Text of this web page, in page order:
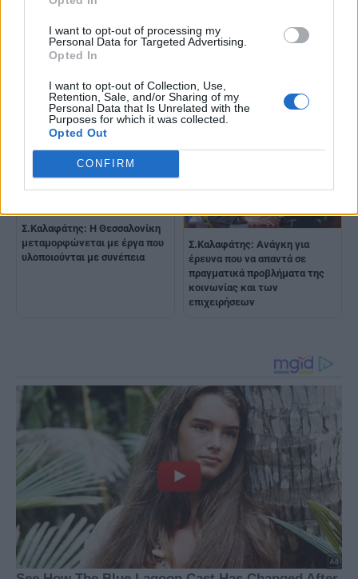
I want to opt-out of processing my
Personal Data for Targeted Advertising.
Opted In
I want to opt-out of Collection, Use,
Retention, Sale, and/or Sharing of my
Personal Data that Is Unrelated with the
Purposes for which it was collected.
Opted Out
CONFIRM
Στ.Καλαφάτης: Χτίζουμε το
Ελλάδας
κτήμα της κοινωνίας και της
επιχειρηματικότητας
Σ.Καλαφάτης: Η Θεσσαλονίκη
μεταμορφώνεται με έργα που
υλοποιούνται με συνέπεια
Σ.Καλαφάτης: Ανάγκη για
έρευνα που να απαντά σε
πραγματικά προβλήματα της
κοινωνίας και των
επιχειρήσεων